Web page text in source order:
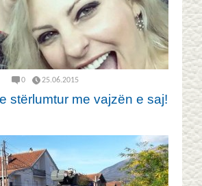
0 25.06.2015
stërlumtur me vajzën e saj!